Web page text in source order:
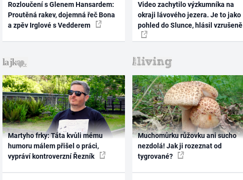
Rozloučení s Glenem Hansardem:
Proutěná rakev, dojemná řeč Bona
a zpěv Irglové s Vedderem
Video zachytilo výzkumníka na
okraji lávového jezera. Je to jako
pohled do Slunce, hlásil vzrušeně
Martyho frky: Táta kvůli mému
humoru málem přišel o práci,
vypráví kontroverzní Řezník
Muchomůrku růžovku ani sucho
nezdolá! Jak ji rozeznat od
tygrované?